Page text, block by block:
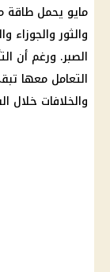
مايو يحمل طاقة
والثور
الصبر. ورغم أن
التعامل معها
والخلافات خلال